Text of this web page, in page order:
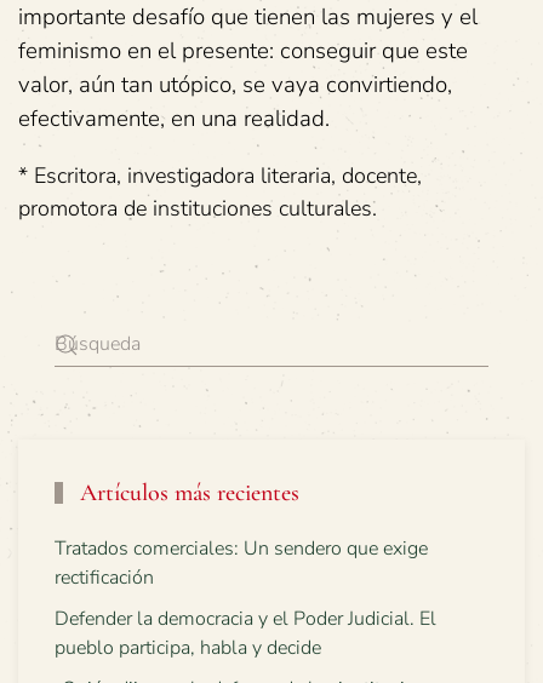
importante desafío que tienen las mujeres y el
feminismo en el presente: conseguir que este
valor, aún tan utópico, se vaya convirtiendo,
efectivamente, en una realidad.
* Escritora, investigadora literaria, docente,
promotora de instituciones culturales.
Artículos más recientes
Tratados comerciales: Un sendero que exige
rectificación
Defender la democracia y el Poder Judicial. El
pueblo participa, habla y decide